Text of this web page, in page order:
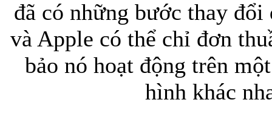
Bao da
đã có những bước thay
và Apple có thể chỉ đơn
bảo nó hoạt động trên
hình khác